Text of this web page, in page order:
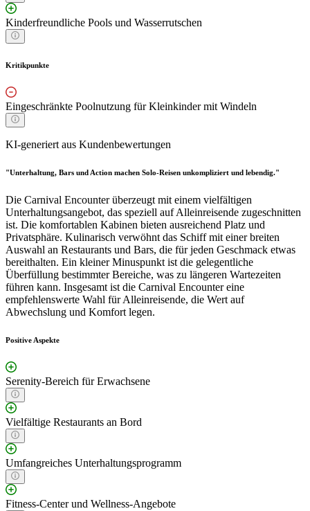
Kinderfreundliche Pools und Wasserrutschen
Kritikpunkte
Eingeschränkte Poolnutzung für Kleinkinder mit Windeln
KI-generiert aus Kundenbewertungen
"Unterhaltung, Bars und Action machen Solo-Reisen unkompliziert und lebendig."
Die Carnival Encounter überzeugt mit einem vielfältigen
Unterhaltungsangebot, das speziell auf Alleinreisende zugeschnitten
ist. Die komfortablen Kabinen bieten ausreichend Platz und
Privatsphäre. Kulinarisch verwöhnt das Schiff mit einer breiten
Auswahl an Restaurants und Bars, die für jeden Geschmack etwas
bereithalten. Ein kleiner Minuspunkt ist die gelegentliche
Überfüllung bestimmter Bereiche, was zu längeren Wartezeiten
führen kann. Insgesamt ist die Carnival Encounter eine
empfehlenswerte Wahl für Alleinreisende, die Wert auf
Abwechslung und Komfort legen.
Positive Aspekte
Serenity-Bereich für Erwachsene
Vielfältige Restaurants an Bord
Umfangreiches Unterhaltungsprogramm
Fitness-Center und Wellness-Angebote